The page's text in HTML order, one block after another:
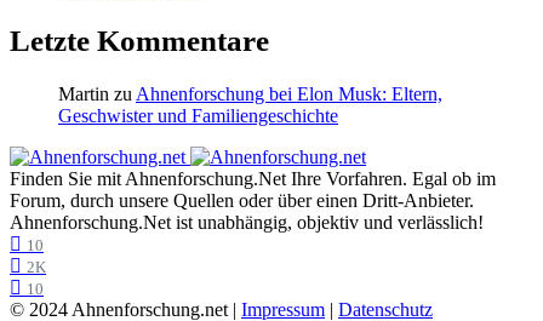
Letzte Kommentare
Martin zu Ahnenforschung bei Elon Musk: Eltern,
Geschwister und Familiengeschichte
Finden Sie mit Ahnenforschung.Net Ihre Vorfahren. Egal ob im
Forum, durch unsere Quellen oder über einen Dritt-Anbieter.
Ahnenforschung.Net ist unabhängig, objektiv und verlässlich!
10
2K
10
© 2024 Ahnenforschung.net | Impressum | Datenschutz